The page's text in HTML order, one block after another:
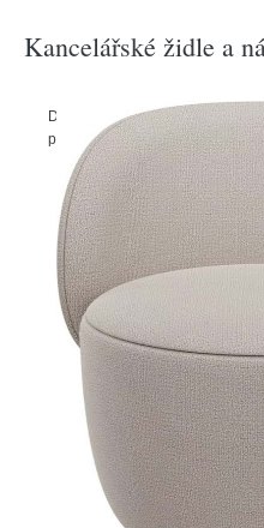
Kancelářské židle a
Domů Produkty/ > Nábytek >
plstěné křeslo KUON – Blomus